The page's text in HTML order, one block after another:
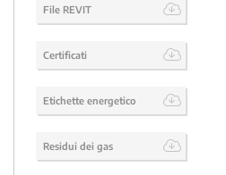
File REVIT
Certificati
Etichette energetico
Residui dei gas